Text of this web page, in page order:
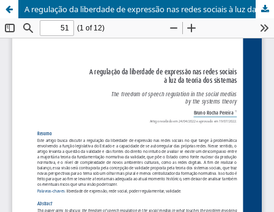
A regulação da liberdade de expressão nas redes sociais à luz da teoria dos sistemas